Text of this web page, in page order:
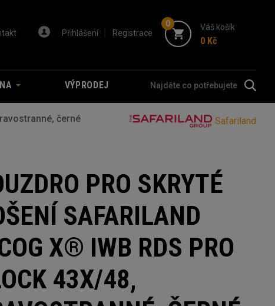
Přihlášení Registrace
0 Váš košík
0 Kč
VÝPRODEJ
černé Safariland
PRO SKRYTÉ
SAFARILAND
X® IWB RDS PRO
43X/48,